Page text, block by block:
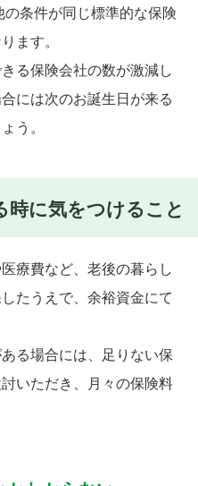
条件が同じ標準的な保険
ます。
る保険会社の数が激減し
には次のお誕生日が来る
う。
時に気をつけること
療費など、老後の暮らし
たうえで、余裕資金にて
る場合には、足りない保
いただき、月々の保険料